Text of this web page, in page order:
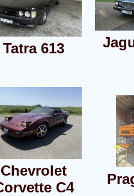
Tatra 613
Chevrolet
C4